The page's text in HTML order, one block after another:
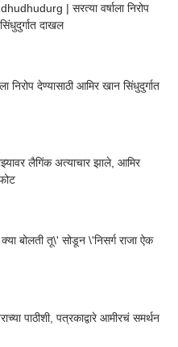
| सरत्या वर्षाला निरोप
दाखल
निरोप देण्यासाठी आमिर खान सिंधुदुर्गात
बोलती तू\' सोडून \'निसर्ग राजा ऐक
पाठीशी, पत्रकाद्वारे आमीरचं समर्थन